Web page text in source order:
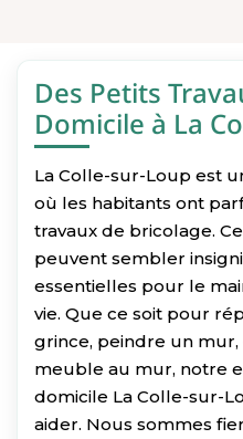
Des Petits
Domicile à La
La Colle-sur-Loup est
où les habitants ont
travaux de bricolage.
peuvent sembler
essentielles pour le
vie. Que ce soit pour
grince, peindre un
meuble au mur, notre
domicile La Colle-sur-
aider. Nous sommes